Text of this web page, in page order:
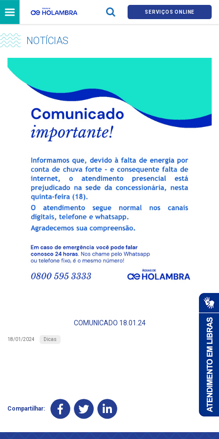
SERVIÇOS ONLINE
NOTÍCIAS
COMUNICADO 18.01.24
18/01/2024 Dicas
Compartilhar: